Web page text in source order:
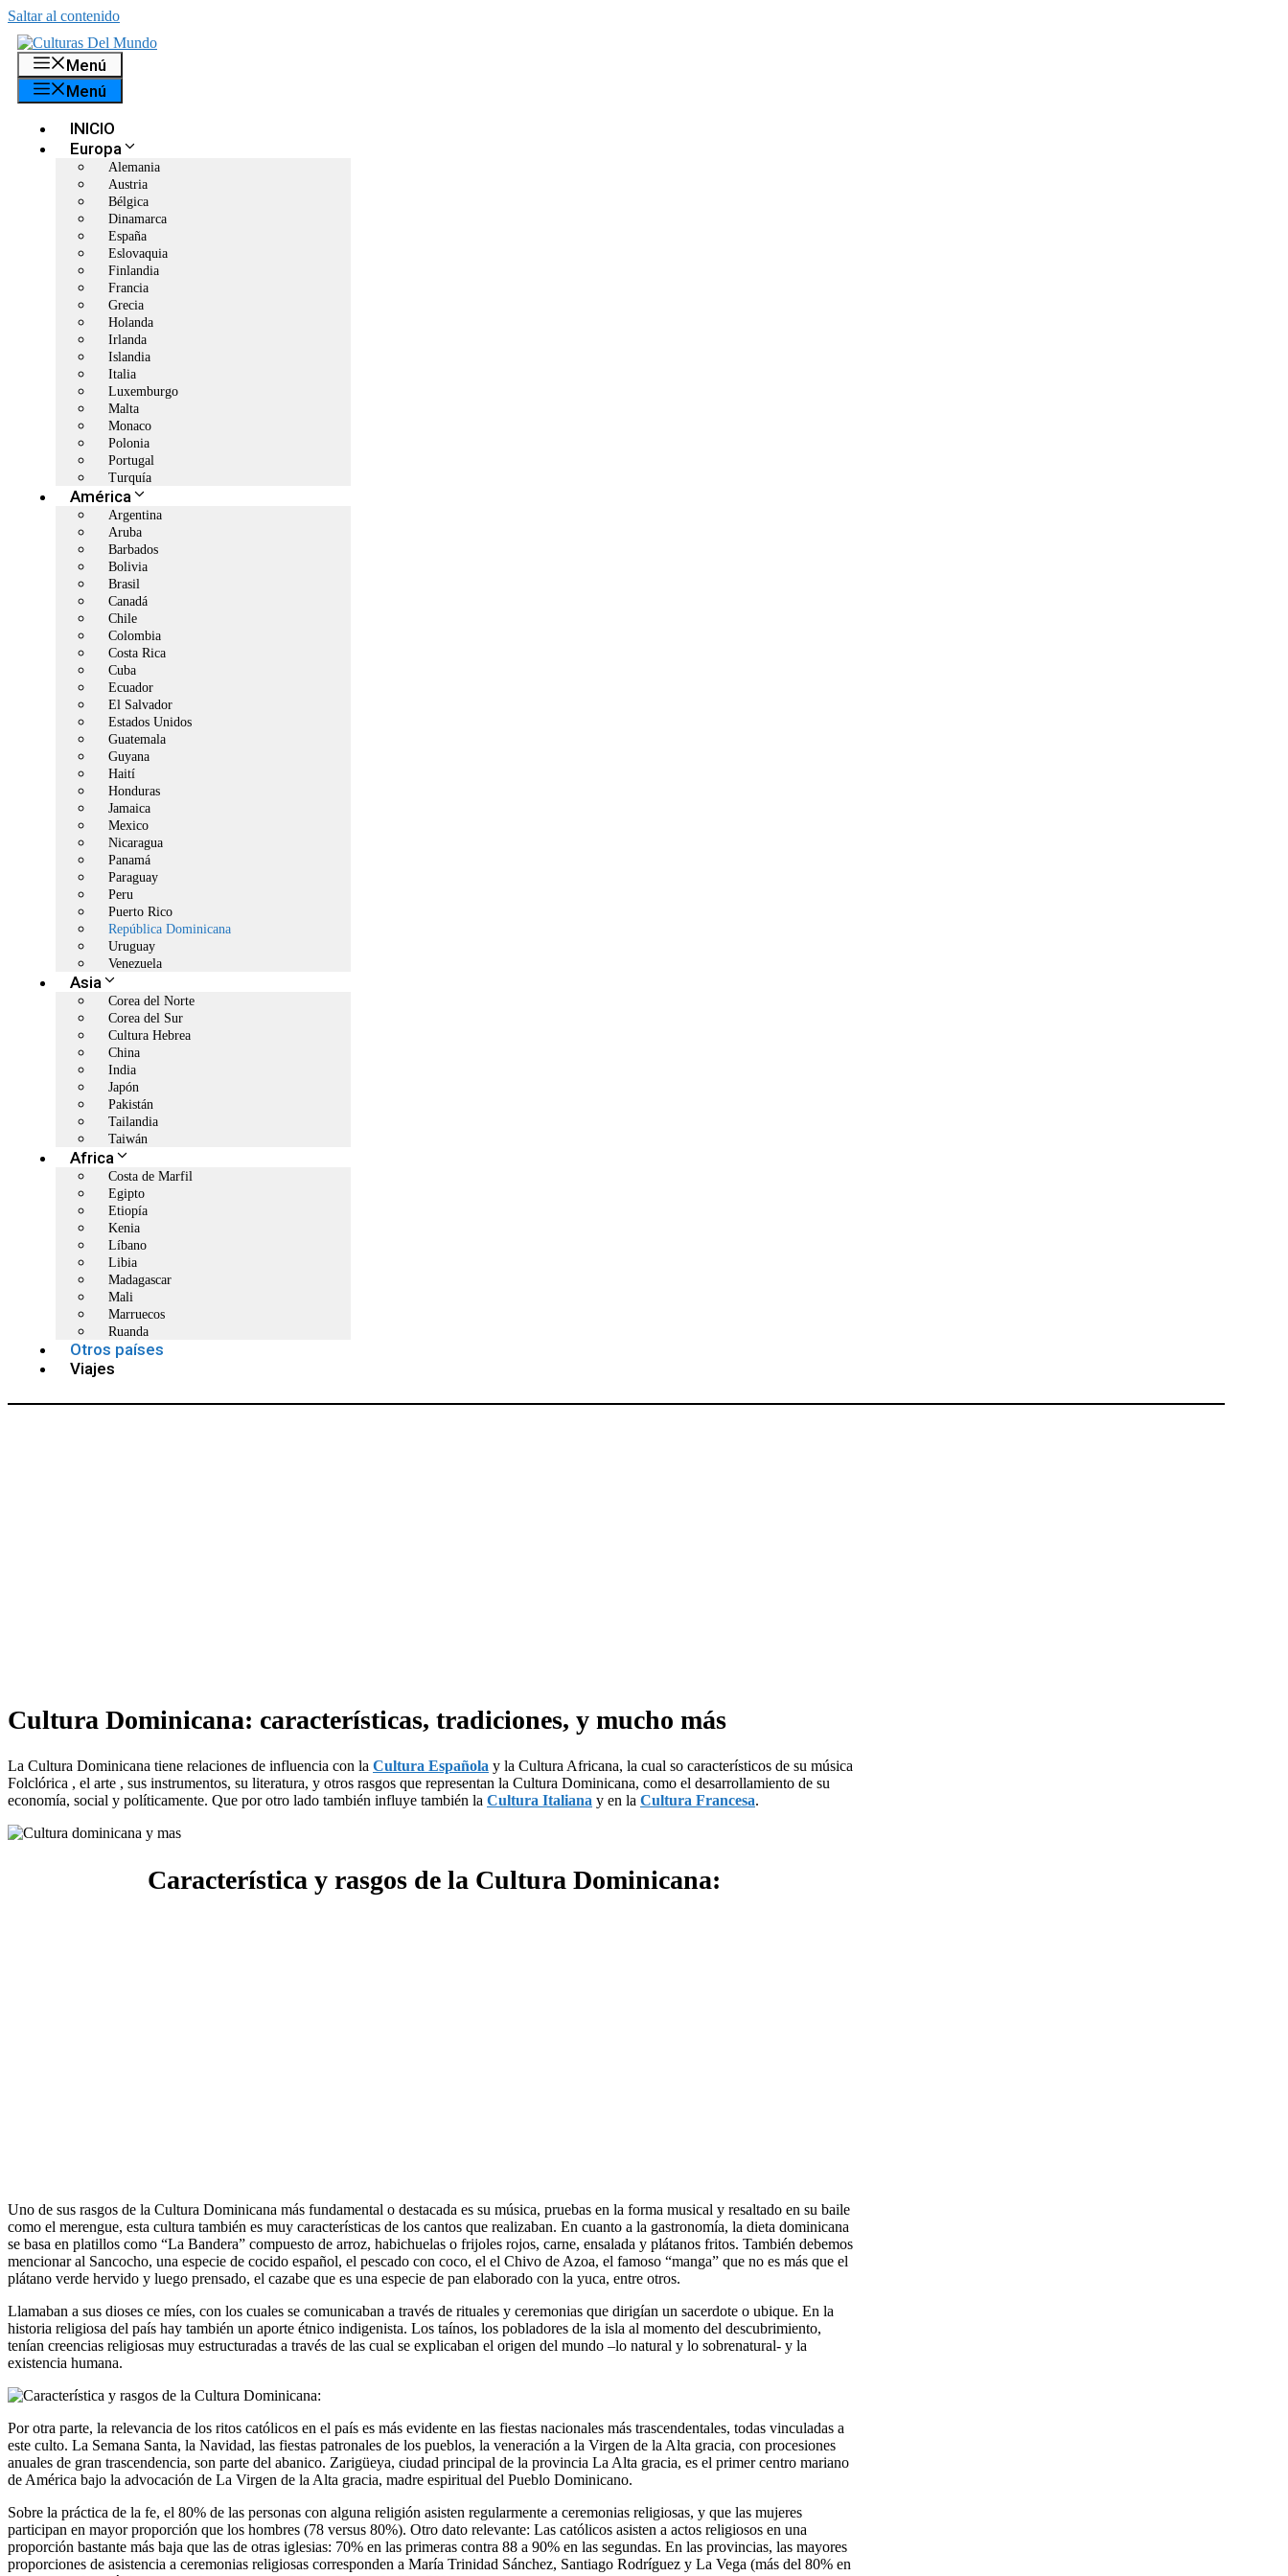
Saltar al contenido
Menú
Menú
INICIO
Europa
Alemania
Austria
Bélgica
Dinamarca
España
Eslovaquia
Finlandia
Francia
Grecia
Holanda
Irlanda
Islandia
Italia
Luxemburgo
Malta
Monaco
Polonia
Portugal
Turquía
América
Argentina
Aruba
Barbados
Bolivia
Brasil
Canadá
Chile
Colombia
Costa Rica
Cuba
Ecuador
El Salvador
Estados Unidos
Guatemala
Guyana
Haití
Honduras
Jamaica
Mexico
Nicaragua
Panamá
Paraguay
Peru
Puerto Rico
República Dominicana
Uruguay
Venezuela
Asia
Corea del Norte
Corea del Sur
Cultura Hebrea
China
India
Japón
Pakistán
Tailandia
Taiwán
Africa
Costa de Marfil
Egipto
Etiopía
Kenia
Líbano
Libia
Madagascar
Mali
Marruecos
Ruanda
Otros países
Viajes
Cultura Dominicana: características, tradiciones, y mucho más
La Cultura Dominicana tiene relaciones de influencia con la Cultura Española y la Cultura Africana, la cual so característicos de su música
Folclórica , el arte , sus instrumentos, su literatura, y otros rasgos que representan la Cultura Dominicana, como el desarrollamiento de su
economía, social y políticamente. Que por otro lado también influye también la Cultura Italiana y en la Cultura Francesa.
Característica y rasgos de la Cultura Dominicana:
Uno de sus rasgos de la Cultura Dominicana más fundamental o destacada es su música, pruebas en la forma musical y resaltado en su baile
como el merengue, esta cultura también es muy características de los cantos que realizaban. En cuanto a la gastronomía, la dieta dominicana
se basa en platillos como “La Bandera” compuesto de arroz, habichuelas o frijoles rojos, carne, ensalada y plátanos fritos. También debemos
mencionar al Sancocho, una especie de cocido español, el pescado con coco, el el Chivo de Azoa, el famoso “manga” que no es más que el
plátano verde hervido y luego prensado, el cazabe que es una especie de pan elaborado con la yuca, entre otros.
Llamaban a sus dioses ce míes, con los cuales se comunicaban a través de rituales y ceremonias que dirigían un sacerdote o ubique. En la
historia religiosa del país hay también un aporte étnico indigenista. Los taínos, los pobladores de la isla al momento del descubrimiento,
tenían creencias religiosas muy estructuradas a través de las cual se explicaban el origen del mundo –lo natural y lo sobrenatural- y la
existencia humana.
Por otra parte, la relevancia de los ritos católicos en el país es más evidente en las fiestas nacionales más trascendentales, todas vinculadas a
este culto. La Semana Santa, la Navidad, las fiestas patronales de los pueblos, la veneración a la Virgen de la Alta gracia, con procesiones
anuales de gran trascendencia, son parte del abanico. Zarigüeya, ciudad principal de la provincia La Alta gracia, es el primer centro mariano
de América bajo la advocación de La Virgen de la Alta gracia, madre espiritual del Pueblo Dominicano.
Sobre la práctica de la fe, el 80% de las personas con alguna religión asisten regularmente a ceremonias religiosas, y que las mujeres
participan en mayor proporción que los hombres (78 versus 80%). Otro dato relevante: Las católicos asisten a actos religiosos en una
proporción bastante más baja que las de otras iglesias: 70% en las primeras contra 88 a 90% en las segundas. En las provincias, las mayores
proporciones de asistencia a ceremonias religiosas corresponden a María Trinidad Sánchez, Santiago Rodríguez y La Vega (más del 80% en